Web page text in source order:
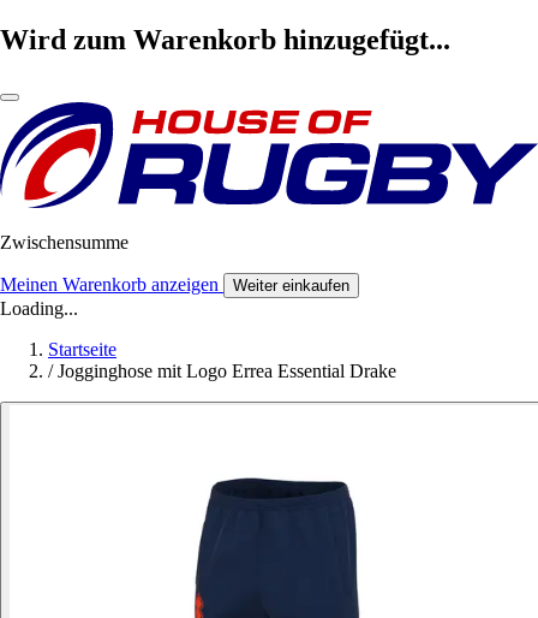
Wird zum Warenkorb hinzugefügt...
Zwischensumme
Meinen Warenkorb anzeigen Weiter einkaufen
Loading...
Startseite
/ Jogginghose mit Logo Errea Essential Drake